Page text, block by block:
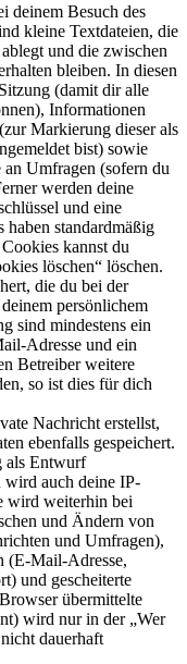
deinem Besuch des
kleine Textdateien, die
und die zwischen
bleiben. In diesen
(damit dir alle
Informationen
Markierung dieser als
bist) sowie
Umfragen (sofern du
werden deine
und eine
haben standardmäßig
kannst du
löschen“ löschen.
die du bei der
persönlichem
sind mindestens ein
Adresse und ein
Betreiber weitere
so ist dies für dich
Nachricht erstellst,
ebenfalls gespeichert.
als Entwurf
wird auch deine IP-
wird weiterhin bei
und Ändern von
und Umfragen),
(E-Mail-Adresse,
und gescheiterte
übermittelte
wird nur in der „Wer
dauerhaft